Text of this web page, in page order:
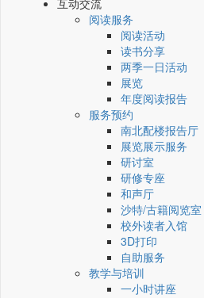
互动交流
阅读服务
阅读活动
读书分享
两季一日活动
展览
年度阅读报告
服务预约
南北配楼报告厅
展览展示服务
研讨室
研修专座
和声厅
沙特/古籍阅览室
校外读者入馆
3D打印
自助服务
教学与培训
一小时讲座